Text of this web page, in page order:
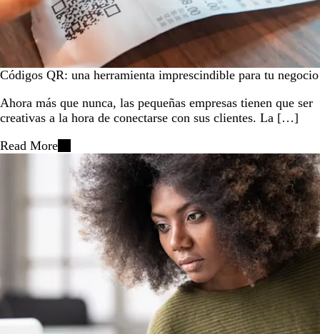
Códigos QR: una herramienta imprescindible para tu negocio
Ahora más que nunca, las pequeñas empresas tienen que ser
creativas a la hora de conectarse con sus clientes. La […]
Read More